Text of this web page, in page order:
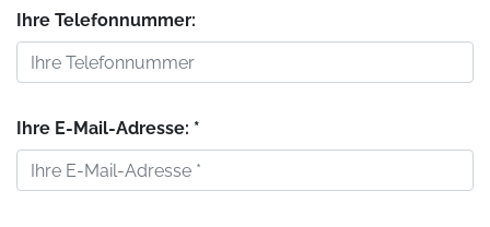
Ihre Telefonnummer:
Ihre E-Mail-Adresse: *